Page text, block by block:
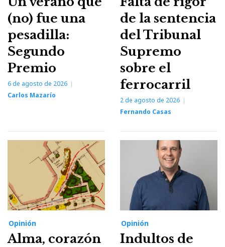
(no) fue una
pesadilla:
Segundo
Premio
6 de agosto de 2026
Carlos Mazarío
de la sentencia
del Tribunal
Supremo
sobre el
ferrocarril
2 de agosto de 2026
Fernando Casas
Opinión
Alma, corazón
Opinión
Indultos de